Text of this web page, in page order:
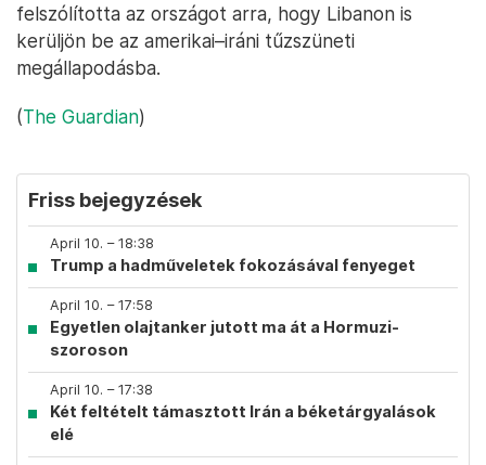
felszólította az országot arra, hogy Libanon is
kerüljön be az amerikai–iráni tűzszüneti
megállapodásba.
(The Guardian)
Friss bejegyzések
April 10. – 18:38
Trump a hadműveletek fokozásával fenyeget
April 10. – 17:58
Egyetlen olajtanker jutott ma át a Hormuzi-
szoroson
April 10. – 17:38
Két feltételt támasztott Irán a béketárgyalások
elé